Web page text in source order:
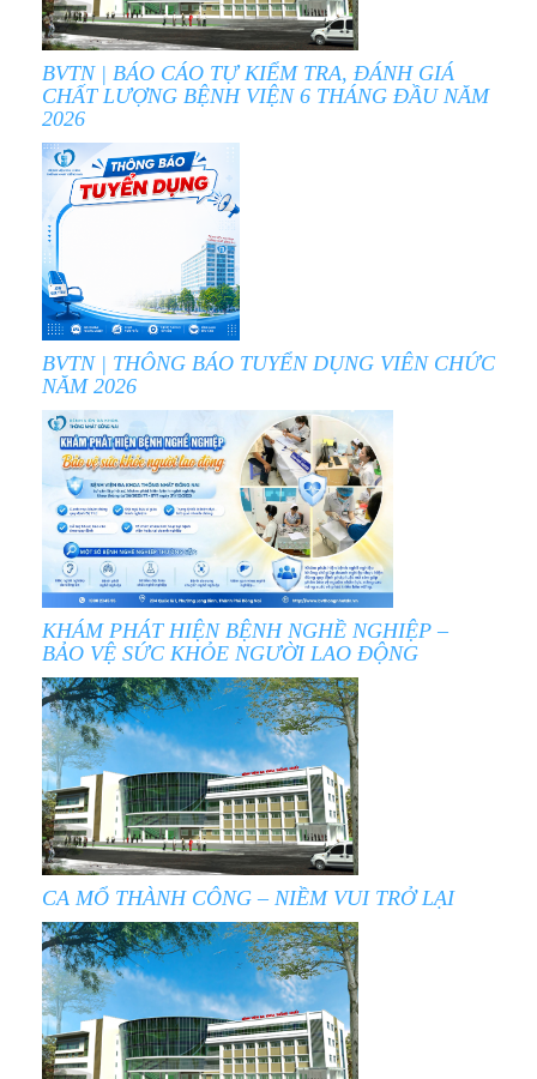
BVTN | BÁO CÁO TỰ KIỂM TRA, ĐÁNH GIÁ
CHẤT LƯỢNG BỆNH VIỆN 6 THÁNG ĐẦU NĂM
2026
BVTN | THÔNG BÁO TUYỂN DỤNG VIÊN CHỨC
NĂM 2026
KHÁM PHÁT HIỆN BỆNH NGHỀ NGHIỆP –
BẢO VỆ SỨC KHỎE NGƯỜI LAO ĐỘNG
CA MỔ THÀNH CÔNG – NIỀM VUI TRỞ LẠI